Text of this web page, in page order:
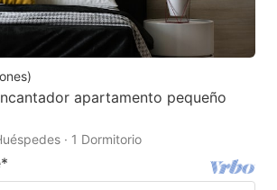
)
apartamento pequeño
· 1 Dormitorio
*